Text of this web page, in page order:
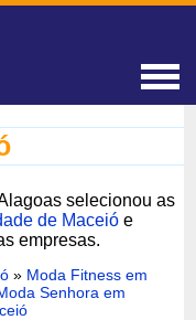
selecionou as
de Maceió e
empresas.
» Moda Fitness em
Senhora em